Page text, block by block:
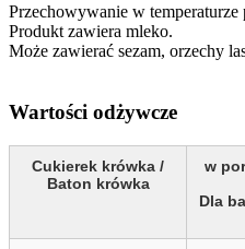
Przechowywanie w temperaturze
Produkt zawiera mleko.
Może zawierać sezam, orzechy
Wartości odżywcze
Cukierek krówka /
Baton krówka
w
Dla